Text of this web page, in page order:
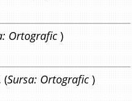
Ortografic )
(Sursa: Ortografic )